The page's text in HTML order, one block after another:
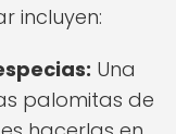
incluyen:
Una
palomitas de